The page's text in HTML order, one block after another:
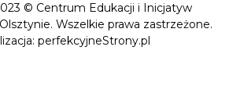
© Centrum Edukacji i Inicjatyw
Wszelkie prawa zastrzeżone.
perfekcyjneStrony.pl